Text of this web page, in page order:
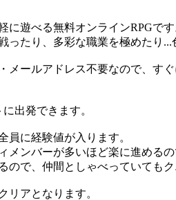
に遊べる無料オンラインRPGです
ったり、多彩な職業を極めたり
メールアドレス不要なので、すぐ
出発できます。
員に経験値が入ります。
メンバーが多いほど楽に進める
ので、仲間としゃべっていても
リアとなります。